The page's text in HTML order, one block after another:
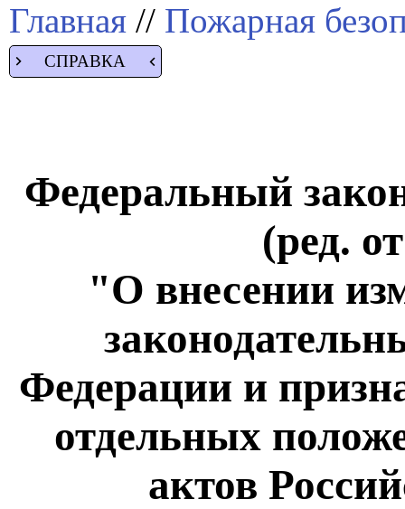
Главная // Пожарная
СПРАВКА
Федеральный
(ред.
"О внесении
Федерации и
отдельных
актов